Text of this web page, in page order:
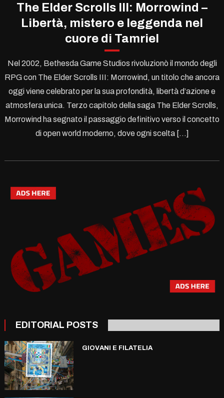
The Elder Scrolls III: Morrowind –
Libertà, mistero e leggenda nel
cuore di Tamriel
Nel 2002, Bethesda Game Studios rivoluzionò il mondo degli
RPG con The Elder Scrolls III: Morrowind, un titolo che ancora
oggi viene celebrato per la sua profondità, libertà d’azione e
atmosfera unica. Terzo capitolo della saga The Elder Scrolls,
Morrowind ha segnato il passaggio definitivo verso il concetto
di open world moderno, dove ogni scelta […]
EDITORIAL POSTS
GIOVANI E FILATELIA